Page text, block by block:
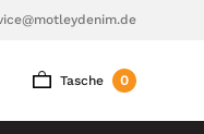
Tasche 0